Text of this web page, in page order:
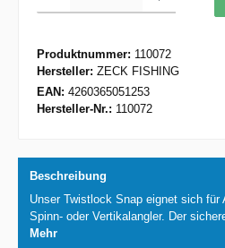
Produktnummer: 110072
Hersteller: ZECK FISHING
EAN: 4260365051253
Hersteller-Nr.: 110072
Beschreibung
Unser Twistlock Snap eignet sich für
Spinn- oder Vertikalangler. Der
Mehr